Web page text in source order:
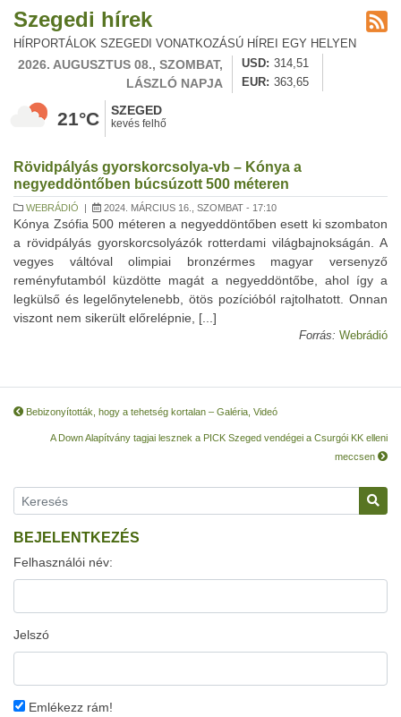
Szegedi hírek
HÍRPORTÁLOK SZEGEDI VONATKOZÁSÚ HÍREI EGY HELYEN
2026. AUGUSZTUS 08., SZOMBAT,
LÁSZLÓ NAPJA
USD
314,51
EUR
363,65
21°C SZEGED
kevés felhő
Rövidpályás gyorskorcsolya-vb – Kónya a
negyeddöntőben búcsúzott 500 méteren
WEBRÁDIÓ | 2024. MÁRCIUS 16., SZOMBAT - 17:10
Kónya Zsófia 500 méteren a negyeddöntőben esett ki szombaton
a rövidpályás gyorskorcsolyázók rotterdami világbajnokságán. A
vegyes váltóval olimpiai bronzérmes magyar versenyző
reményfutamból küzdötte magát a negyeddöntőbe, ahol így a
legkülső és legelőnytelenebb, ötös pozícióból rajtolhatott. Onnan
viszont nem sikerült előrelépnie, [...]
Forrás: Webrádió
Bebizonyították, hogy a tehetség kortalan – Galéria, Videó
A Down Alapítvány tagjai lesznek a PICK Szeged vendégei a Csurgói KK elleni
meccsen
BEJELENTKEZÉS
Felhasználói név:
Jelszó
Emlékezz rám!